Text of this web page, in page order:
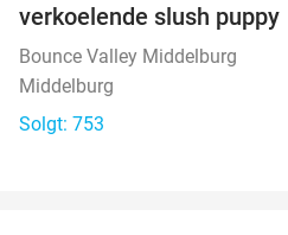
verkoelende slush puppy
Bounce Valley Middelburg
Middelburg
Solgt: 753